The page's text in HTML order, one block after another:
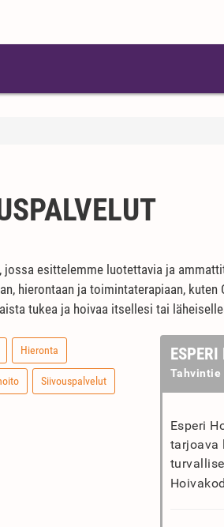
jossa esittelemme luotettavia ja
hierontaan ja toimintaterapiaan,
tukea ja hoivaa itsellesi tai
Hieronta
Siivouspalvelut
Tahvintie
Esperi
tarjoava